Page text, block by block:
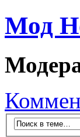
Мод